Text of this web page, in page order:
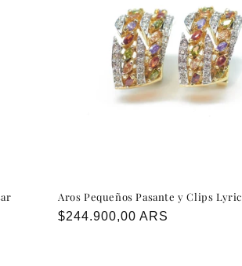
Aros Pequeños Pasante y Clips Lyric
Precio
$244.900,00 ARS